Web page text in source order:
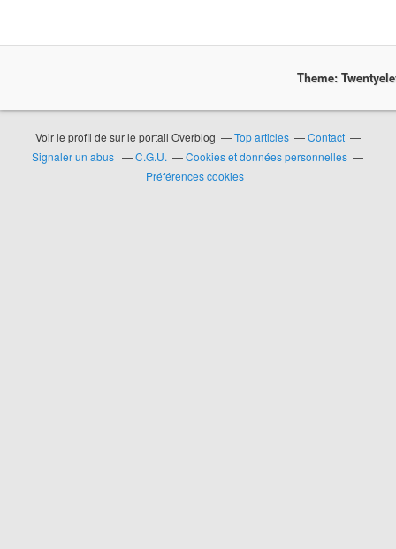
Theme:
Voir le profil de sur le portail Overblog Top articles
Contact
Signaler un abus
C.G.U.
Cookies et données personnelles
Préférences cookies